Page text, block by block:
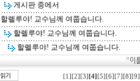
게시판 중에서
할렐루야! 교수님께 여쭙습니다.
할렐루야! 교수님께 여쭙습니다.
할렐루야! 교수님께 여쭙습니다.
[1] [2] [3] [4] [5] [6] [7] [8] [9]